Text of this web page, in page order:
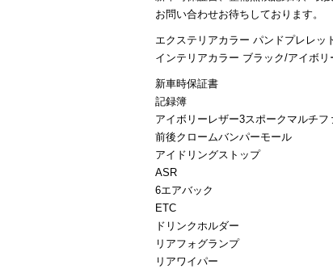
お問い合わせお待ちしております。
エクステリアカラー パンドプレレッ
インテリアカラー ブラック/アイボ
新車時保証書
記録簿
アイボリーレザー3スポークマルチ
前後クロームバンパーモール
アイドリングストップ
ASR
6エアバック
ETC
ドリンクホルダー
リアフォグランプ
リアワイパー